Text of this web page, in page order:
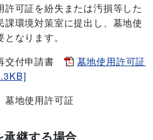
可証を紛失または汚損等した
環境対策室に提出し、墓地使
なります。
交付申請書
墓地使用許可証
墓地使用許可証
継する場合